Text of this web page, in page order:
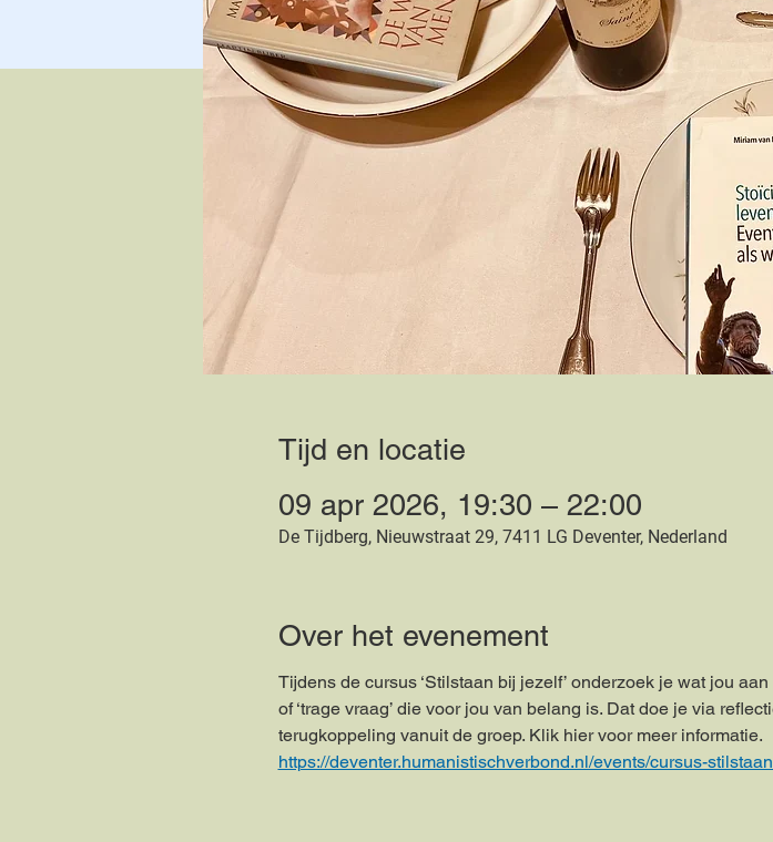
Tijd en locatie
09 apr 2026, 19:30 – 22:00
De Tijdberg, Nieuwstraat 29, 7411 LG Deventer, Nederland
Over het evenement
Tijdens de cursus ‘Stilstaan bij jezelf’ onderzoek je wat jou
of ‘trage vraag’ die voor jou van belang is. Dat doe je via
terugkoppeling vanuit de groep. Klik hier voor meer informatie.
https://deventer.humanistischverbond.nl/events/cursus-